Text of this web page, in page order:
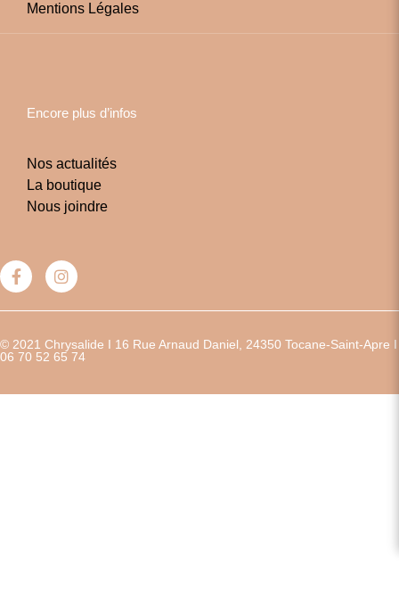
Mentions Légales
Encore plus d’infos
Nos actualités
La boutique
Nous joindre
© 2021 Chrysalide I 16 Rue Arnaud Daniel, 24350 Tocane-Saint-Apre I
06 70 52 65 74